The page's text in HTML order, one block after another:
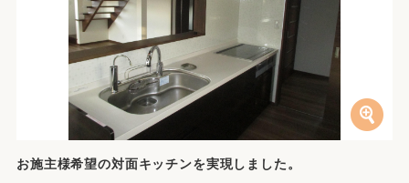
お施主様希望の対面キッチンを実現しました。